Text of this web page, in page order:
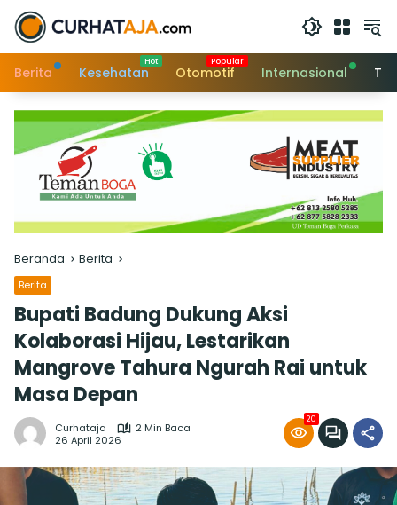
Langsung
konten
Berita
Kesehatan Otomotif Internasional
Beranda Berita
Berita
Bupati Badung Dukung Aksi
Kolaborasi Hijau, Lestarikan
Mangrove Tahura Ngurah Rai untuk
Masa Depan
Curhataja
2 Min Baca
26 April 2026
20